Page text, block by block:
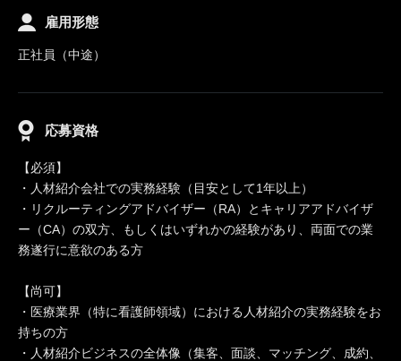
雇用形態
正社員（中途）
応募資格
【必須】
・人材紹介会社での実務経験（目安として1年以上）
・リクルーティングアドバイザー（RA）とキャリアアドバイザ
ー（CA）の双方、もしくはいずれかの経験があり、両面での業
務遂行に意欲のある方
【尚可】
・医療業界（特に看護師領域）における人材紹介の実務経験をお
持ちの方
・人材紹介ビジネスの全体像（集客、面談、マッチング、成約、